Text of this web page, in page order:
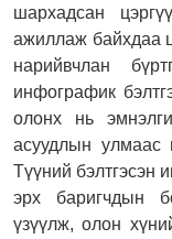
шархадсан
ажиллаж байхдаа
нарийвчлан
инфографик
олонх нь
асуудлын улмаас
Түүний бэлтгэсэн
эрх баригчдын
үзүүлж, олон